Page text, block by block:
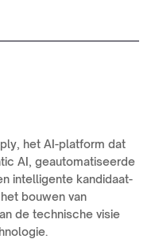
het AI-platform dat
AI, geautomatiseerde
intelligente kandidaat-
bouwen van
de technische visie